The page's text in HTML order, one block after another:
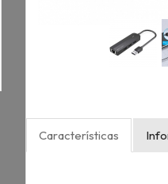
Características